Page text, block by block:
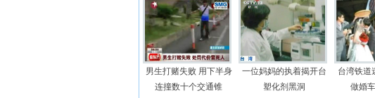
男生打赌失败 用下半身
连撞数十个交通锥
一位妈妈的执着揭开台
塑化剂黑洞
台湾铁道
做婚